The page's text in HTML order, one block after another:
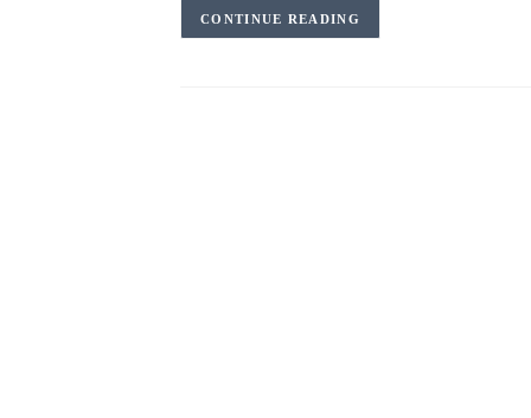
CONTINUE READING